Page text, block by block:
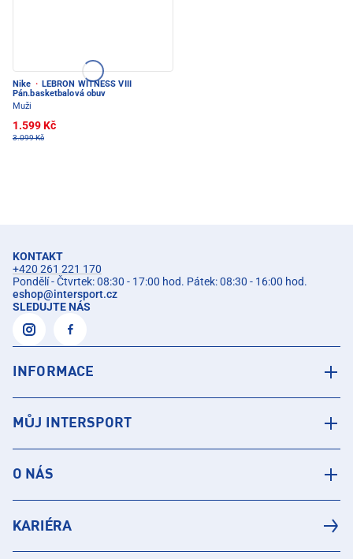
Nike · LEBRON WITNESS VIII
Pán.basketbalová obuv
Muži
1.599 Kč
3.099 Kč
KONTAKT
+420 261 221 170
Pondělí - Čtvrtek: 08:30 - 17:00 hod. Pátek: 08:30 - 16:00 hod.
eshop@intersport.cz
SLEDUJTE NÁS
INFORMACE
MŮJ INTERSPORT
O NÁS
KARIÉRA